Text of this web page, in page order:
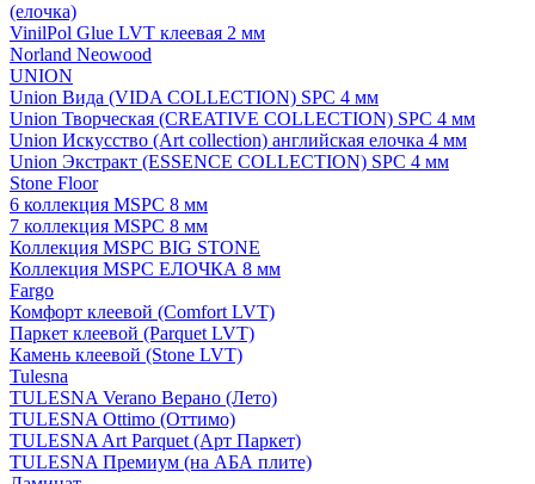
(елочка)
VinilPol Glue LVT клеевая 2 мм
Norland Neowood
UNION
Union Вида (VIDA COLLECTION) SPC 4 мм
Union Творческая (CREATIVE COLLECTION) SPC 4 мм
Union Искусство (Art collection) английская елочка 4 мм
Union Экстракт (ESSENCE COLLECTION) SPC 4 мм
Stone Floor
6 коллекция MSPC 8 мм
7 коллекция MSPC 8 мм
Коллекция MSPC BIG STONE
Коллекция MSPC ЕЛОЧКА 8 мм
Fargo
Комфорт клеевой (Comfort LVT)
Паркет клеевой (Parquet LVT)
Камень клеевой (Stone LVT)
Tulesna
TULESNA Verano Верано (Лето)
TULESNA Ottimo (Оттимо)
TULESNA Art Parquet (Арт Паркет)
TULESNA Премиум (на АБА плите)